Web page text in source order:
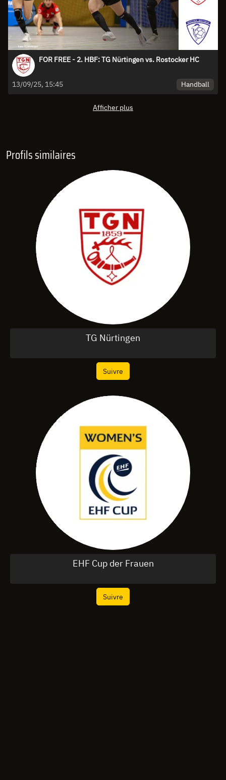
FOR FREE - 2. HBF: TG Nürtingen vs. Rostocker HC
13/09/25, 15:45 Handball
Afficher plus
Profils similaires
TG Nürtingen
Suivre
EHF Cup der Frauen
Suivre